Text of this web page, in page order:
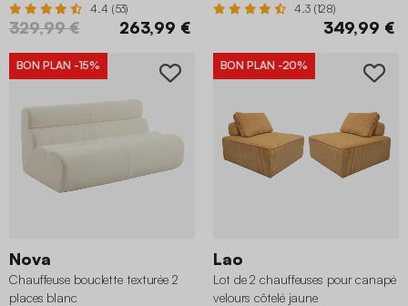
4.4 (53)
329,99 € 263,99 €
4.3 (128)
349,99 €
BON PLAN -15%
Nova
Chauffeuse bouclette texturée 2
places blanc
BON PLAN -20%
Lao
Lot de 2 chauffeuses pour canapé
velours côtelé jaune